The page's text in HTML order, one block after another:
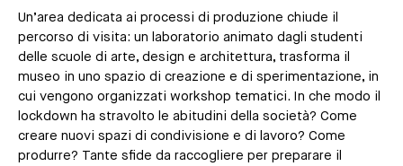
Un’area dedicata ai processi di produzione chiude il
percorso di visita: un laboratorio animato dagli studenti
delle scuole di arte, design e architettura, trasforma il
museo in uno spazio di creazione e di sperimentazione, in
cui vengono organizzati workshop tematici. In che modo il
lockdown ha stravolto le abitudini della società? Come
creare nuovi spazi di condivisione e di lavoro? Come
produrre? Tante sfide da raccogliere per preparare il